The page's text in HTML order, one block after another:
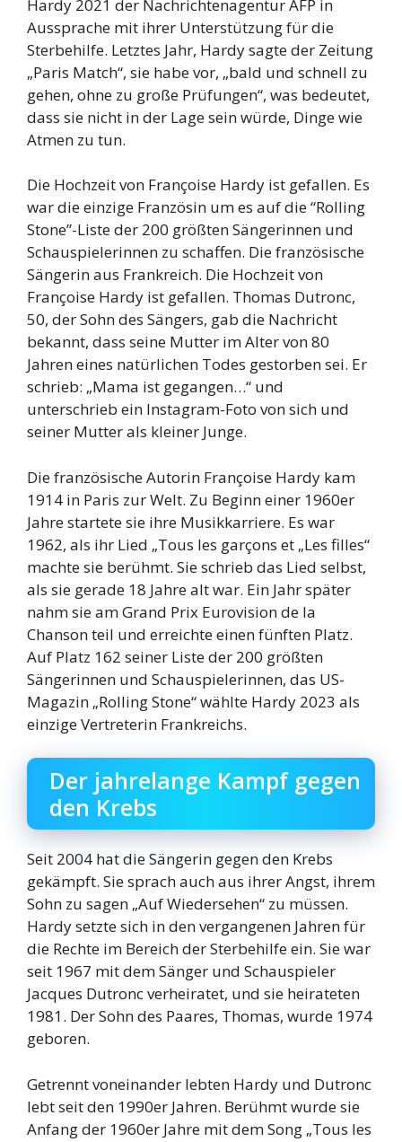
Hardy 2021 der Nachrichtenagentur AFP in
Aussprache mit ihrer Unterstützung für die
Sterbehilfe. Letztes Jahr, Hardy sagte der Zeitung
„Paris Match“, sie habe vor, „bald und schnell zu
gehen, ohne zu große Prüfungen“, was bedeutet,
dass sie nicht in der Lage sein würde, Dinge wie
Atmen zu tun.
Die Hochzeit von Françoise Hardy ist gefallen. Es
war die einzige Französin um es auf die “Rolling
Stone”-Liste der 200 größten Sängerinnen und
Schauspielerinnen zu schaffen. Die französische
Sängerin aus Frankreich. Die Hochzeit von
Françoise Hardy ist gefallen. Thomas Dutronc,
50, der Sohn des Sängers, gab die Nachricht
bekannt, dass seine Mutter im Alter von 80
Jahren eines natürlichen Todes gestorben sei. Er
schrieb: „Mama ist gegangen…“ und
unterschrieb ein Instagram-Foto von sich und
seiner Mutter als kleiner Junge.
Die französische Autorin Françoise Hardy kam
1914 in Paris zur Welt. Zu Beginn einer 1960er
Jahre startete sie ihre Musikkarriere. Es war
1962, als ihr Lied „Tous les garçons et „Les filles“
machte sie berühmt. Sie schrieb das Lied selbst,
als sie gerade 18 Jahre alt war. Ein Jahr später
nahm sie am Grand Prix Eurovision de la
Chanson teil und erreichte einen fünften Platz.
Auf Platz 162 seiner Liste der 200 größten
Sängerinnen und Schauspielerinnen, das US-
Magazin „Rolling Stone“ wählte Hardy 2023 als
einzige Vertreterin Frankreichs.
Der jahrelange Kampf gegen
den Krebs
Seit 2004 hat die Sängerin gegen den Krebs
gekämpft. Sie sprach auch aus ihrer Angst, ihrem
Sohn zu sagen „Auf Wiedersehen“ zu müssen.
Hardy setzte sich in den vergangenen Jahren für
die Rechte im Bereich der Sterbehilfe ein. Sie war
seit 1967 mit dem Sänger und Schauspieler
Jacques Dutronc verheiratet, und sie heirateten
1981. Der Sohn des Paares, Thomas, wurde 1974
geboren.
Getrennt voneinander lebten Hardy und Dutronc
lebt seit den 1990er Jahren. Berühmt wurde sie
Anfang der 1960er Jahre mit dem Song „Tous les